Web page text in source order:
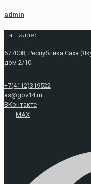
admin
Наш адрес
677008, Республика Саха
дом 2/10
+7(4112)319522
as@gov14.ru
ВКонтакте
MAX